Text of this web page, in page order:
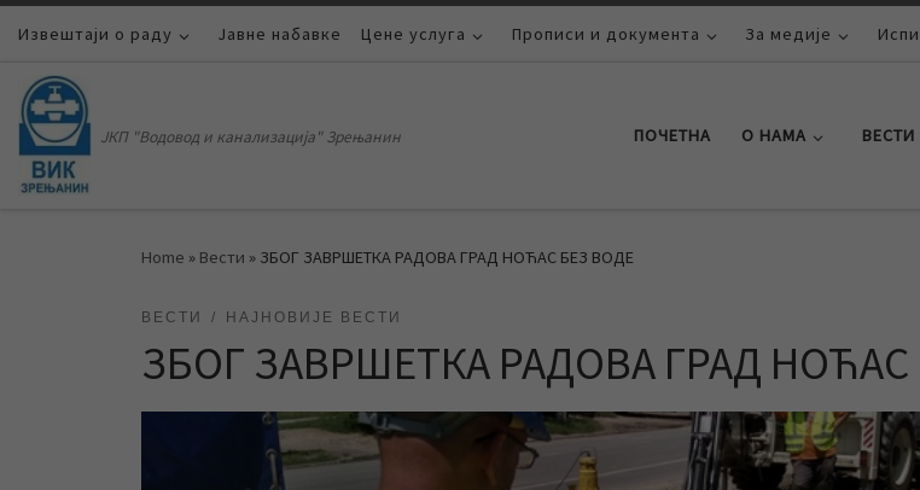
Skip to content
Извештаји о раду Јавне набавке Цене услуга Прописи и документа За медије
ЈКП "Водовод и канализација" Зрењанин ПОЧЕТНА О НАМА ВЕСТИ
Home » Вести » ЗБОГ ЗАВРШЕТКА РАДОВА ГРАД НОЋАС БЕЗ ВОДЕ
ВЕСТИ НАЈНОВИЈЕ ВЕСТИ
ЗБОГ ЗАВРШЕТКА РАДОВА ГРАД НОЋАС